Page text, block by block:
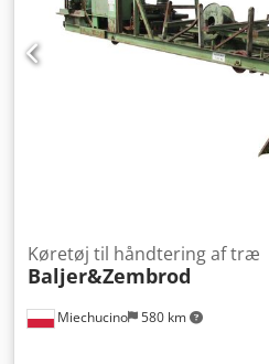
Miechucino 580 km
Køretøj til håndtering af træ
Baljer&Zembrod